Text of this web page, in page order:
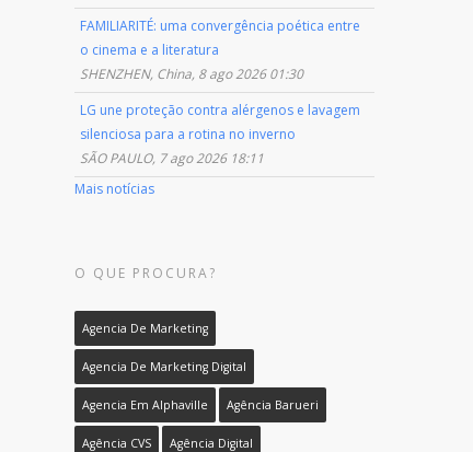
FAMILIARITÉ: uma convergência poética entre
o cinema e a literatura
SHENZHEN, China, 8 ago 2026 01:30
LG une proteção contra alérgenos e lavagem
silenciosa para a rotina no inverno
SÃO PAULO, 7 ago 2026 18:11
Mais notícias
O QUE PROCURA?
Agencia De Marketing
Agencia De Marketing Digital
Agencia Em Alphaville Agência Barueri
Agência CVS Agência Digital